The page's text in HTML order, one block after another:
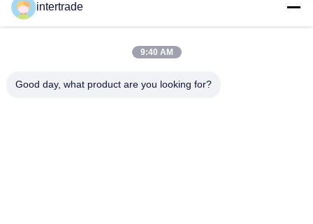
Χωριό Anxi, πόλη Yuping, νομός Hongya, Κίνα
86-28-37561966-8:00
intertrade
9:40 AM
Good day, what product are you looking for?